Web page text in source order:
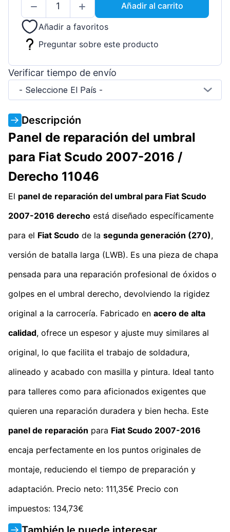
Añadir al carrito
Añadir a favoritos
Preguntar sobre este producto
Verificar tiempo de envío
- Seleccione El País -
Descripción
Panel de reparación del umbral
para Fiat Scudo 2007-2016 /
Derecho 11046
El panel de reparación del umbral para Fiat Scudo
2007-2016 derecho está diseñado específicamente
para el Fiat Scudo de la segunda generación (270),
versión de batalla larga (LWB). Es una pieza de chapa
pensada para una reparación profesional de óxidos o
golpes en el umbral derecho, devolviendo la rigidez
original a la carrocería. Fabricado en acero de alta
calidad, ofrece un espesor y ajuste muy similares al
original, lo que facilita el trabajo de soldadura,
alineado y acabado con masilla y pintura. Ideal tanto
para talleres como para aficionados exigentes que
quieren una reparación duradera y bien hecha. Este
panel de reparación para Fiat Scudo 2007-2016
encaja perfectamente en los puntos originales de
montaje, reduciendo el tiempo de preparación y
adaptación. Precio neto: 111,35€ Precio con
impuestos: 134,73€